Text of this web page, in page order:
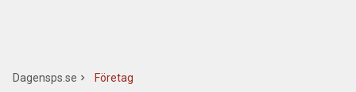
Dagensps.se Företag